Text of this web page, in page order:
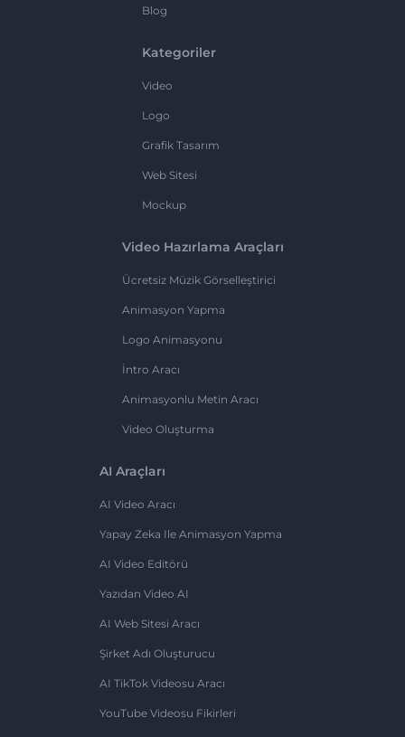
Blog
Kategoriler
Video
Logo
Grafik Tasarım
Web Sitesi
Mockup
Video Hazırlama Araçları
Ücretsiz Müzik Görselleştirici
Animasyon Yapma
Logo Animasyonu
İntro Aracı
Animasyonlu Metin Aracı
Video Oluşturma
AI Araçları
AI Video Aracı
Yapay Zeka Ile Animasyon Yapma
AI Video Editörü
Yazıdan Video AI
AI Web Sitesi Aracı
Şirket Adı Oluşturucu
AI TikTok Videosu Aracı
YouTube Videosu Fikirleri